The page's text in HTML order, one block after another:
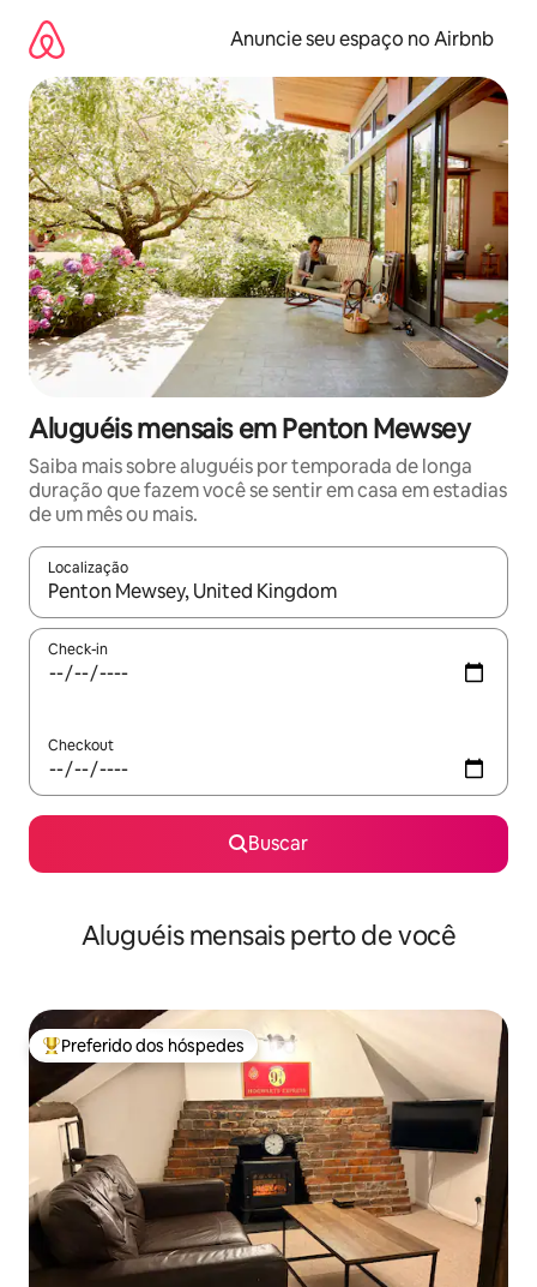
para
conteúdo
Anuncie seu espaço no Airbnb
Aluguéis mensais em Penton Mewsey
Saiba mais sobre aluguéis por temporada de longa
duração que fazem você se sentir em casa em estadias
de um mês ou mais.
Localização
Quando os resultados estiverem disponíveis, explore-os
Check-in
Checkout
Buscar
Aluguéis mensais perto de você
Entre os melhores preferidos dos hóspedes
Preferido dos hóspedes